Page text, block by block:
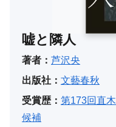
嘘と隣人
著者： 芦沢央
出版社： 文藝春秋
受賞歴： 第173回直
候補